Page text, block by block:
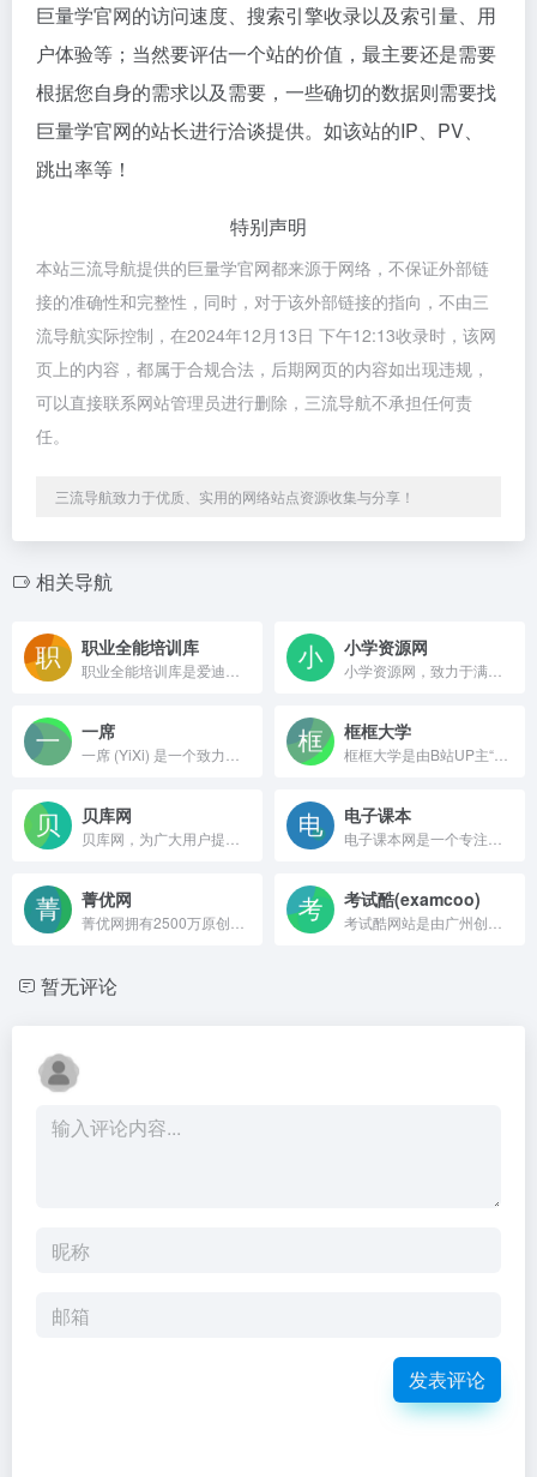
巨量学官网的访问速度、搜索引擎收录以及索引量、用
户体验等；当然要评估一个站的价值，最主要还是需要
根据您自身的需求以及需要，一些确切的数据则需要找
巨量学官网的站长进行洽谈提供。如该站的IP、PV、
跳出率等！
特别声明
本站三流导航提供的巨量学官网都来源于网络，不保证外部链
接的准确性和完整性，同时，对于该外部链接的指向，不由三
流导航实际控制，在2024年12月13日 下午12:13收录时，该网
页上的内容，都属于合规合法，后期网页的内容如出现违规，
可以直接联系网站管理员进行删除，三流导航不承担任何责
任。
三流导航致力于优质、实用的网络站点资源收集与分享！
相关导航
职业全能培训库 小学资源网
一席 框框大学
贝库网 电子课本
菁优网 考试酷(examcoo)
暂无评论
发表评论